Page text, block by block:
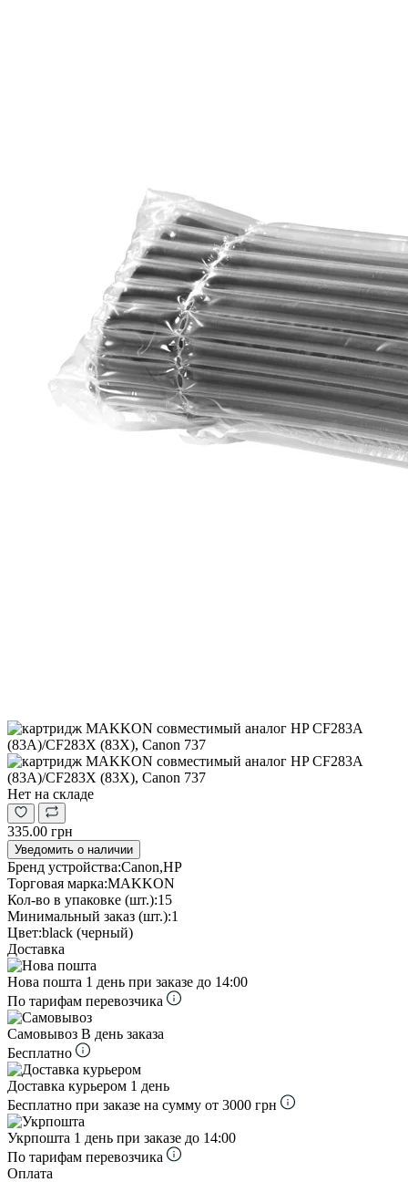
Нет на складе
335.00 грн
Уведомить о наличии
Бренд устройства:Canon,HP
Торговая марка:MAKKON
Кол-во в упаковке (шт.):15
Минимальный заказ (шт.):1
Цвет:black (черный)
Доставка
Нова пошта 1 день при заказе до 14:00
По тарифам перевозчика
Самовывоз В день заказа
Бесплатно
Доставка курьером 1 день
Бесплатно при заказе на сумму от 3000 грн
Укрпошта 1 день при заказе до 14:00
По тарифам перевозчика
Оплата